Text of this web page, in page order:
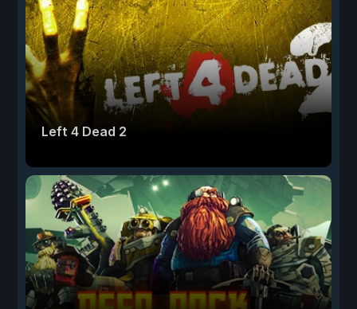
Left 4 Dead 2